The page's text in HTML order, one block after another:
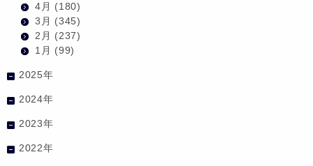
4月 (180)
3月 (345)
2月 (237)
1月 (99)
2025年
2024年
2023年
2022年